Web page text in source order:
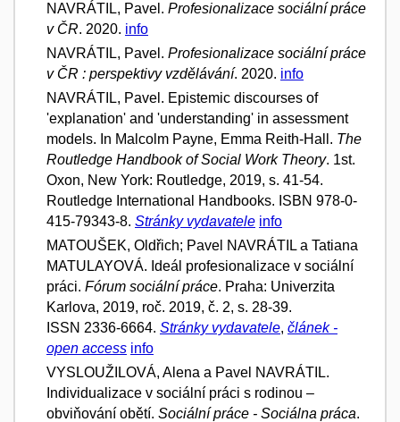
NAVRÁTIL, Pavel. Profesionalizace sociální práce
v ČR. 2020. info
NAVRÁTIL, Pavel. Profesionalizace sociální práce
v ČR : perspektivy vzdělávání. 2020. info
NAVRÁTIL, Pavel. Epistemic discourses of
'explanation' and 'understanding' in assessment
models. In Malcolm Payne, Emma Reith-Hall. The
Routledge Handbook of Social Work Theory. 1st.
Oxon, New York: Routledge, 2019, s. 41-54.
Routledge International Handbooks. ISBN 978-0-
415-79343-8. Stránky vydavatele info
MATOUŠEK, Oldřich; Pavel NAVRÁTIL a Tatiana
MATULAYOVÁ. Ideál profesionalizace v sociální
práci. Fórum sociální práce. Praha: Univerzita
Karlova, 2019, roč. 2019, č. 2, s. 28-39.
ISSN 2336-6664. Stránky vydavatele, článek -
open access info
VYSLOUŽILOVÁ, Alena a Pavel NAVRÁTIL.
Individualizace v sociální práci s rodinou –
obviňování obětí. Sociální práce - Sociálna práca.